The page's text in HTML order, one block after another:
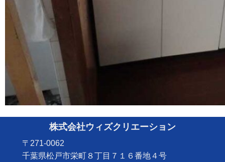
株式会社ウィズクリエーション
〒271-0062
千葉県松戸市栄町８丁目７１６番地４号